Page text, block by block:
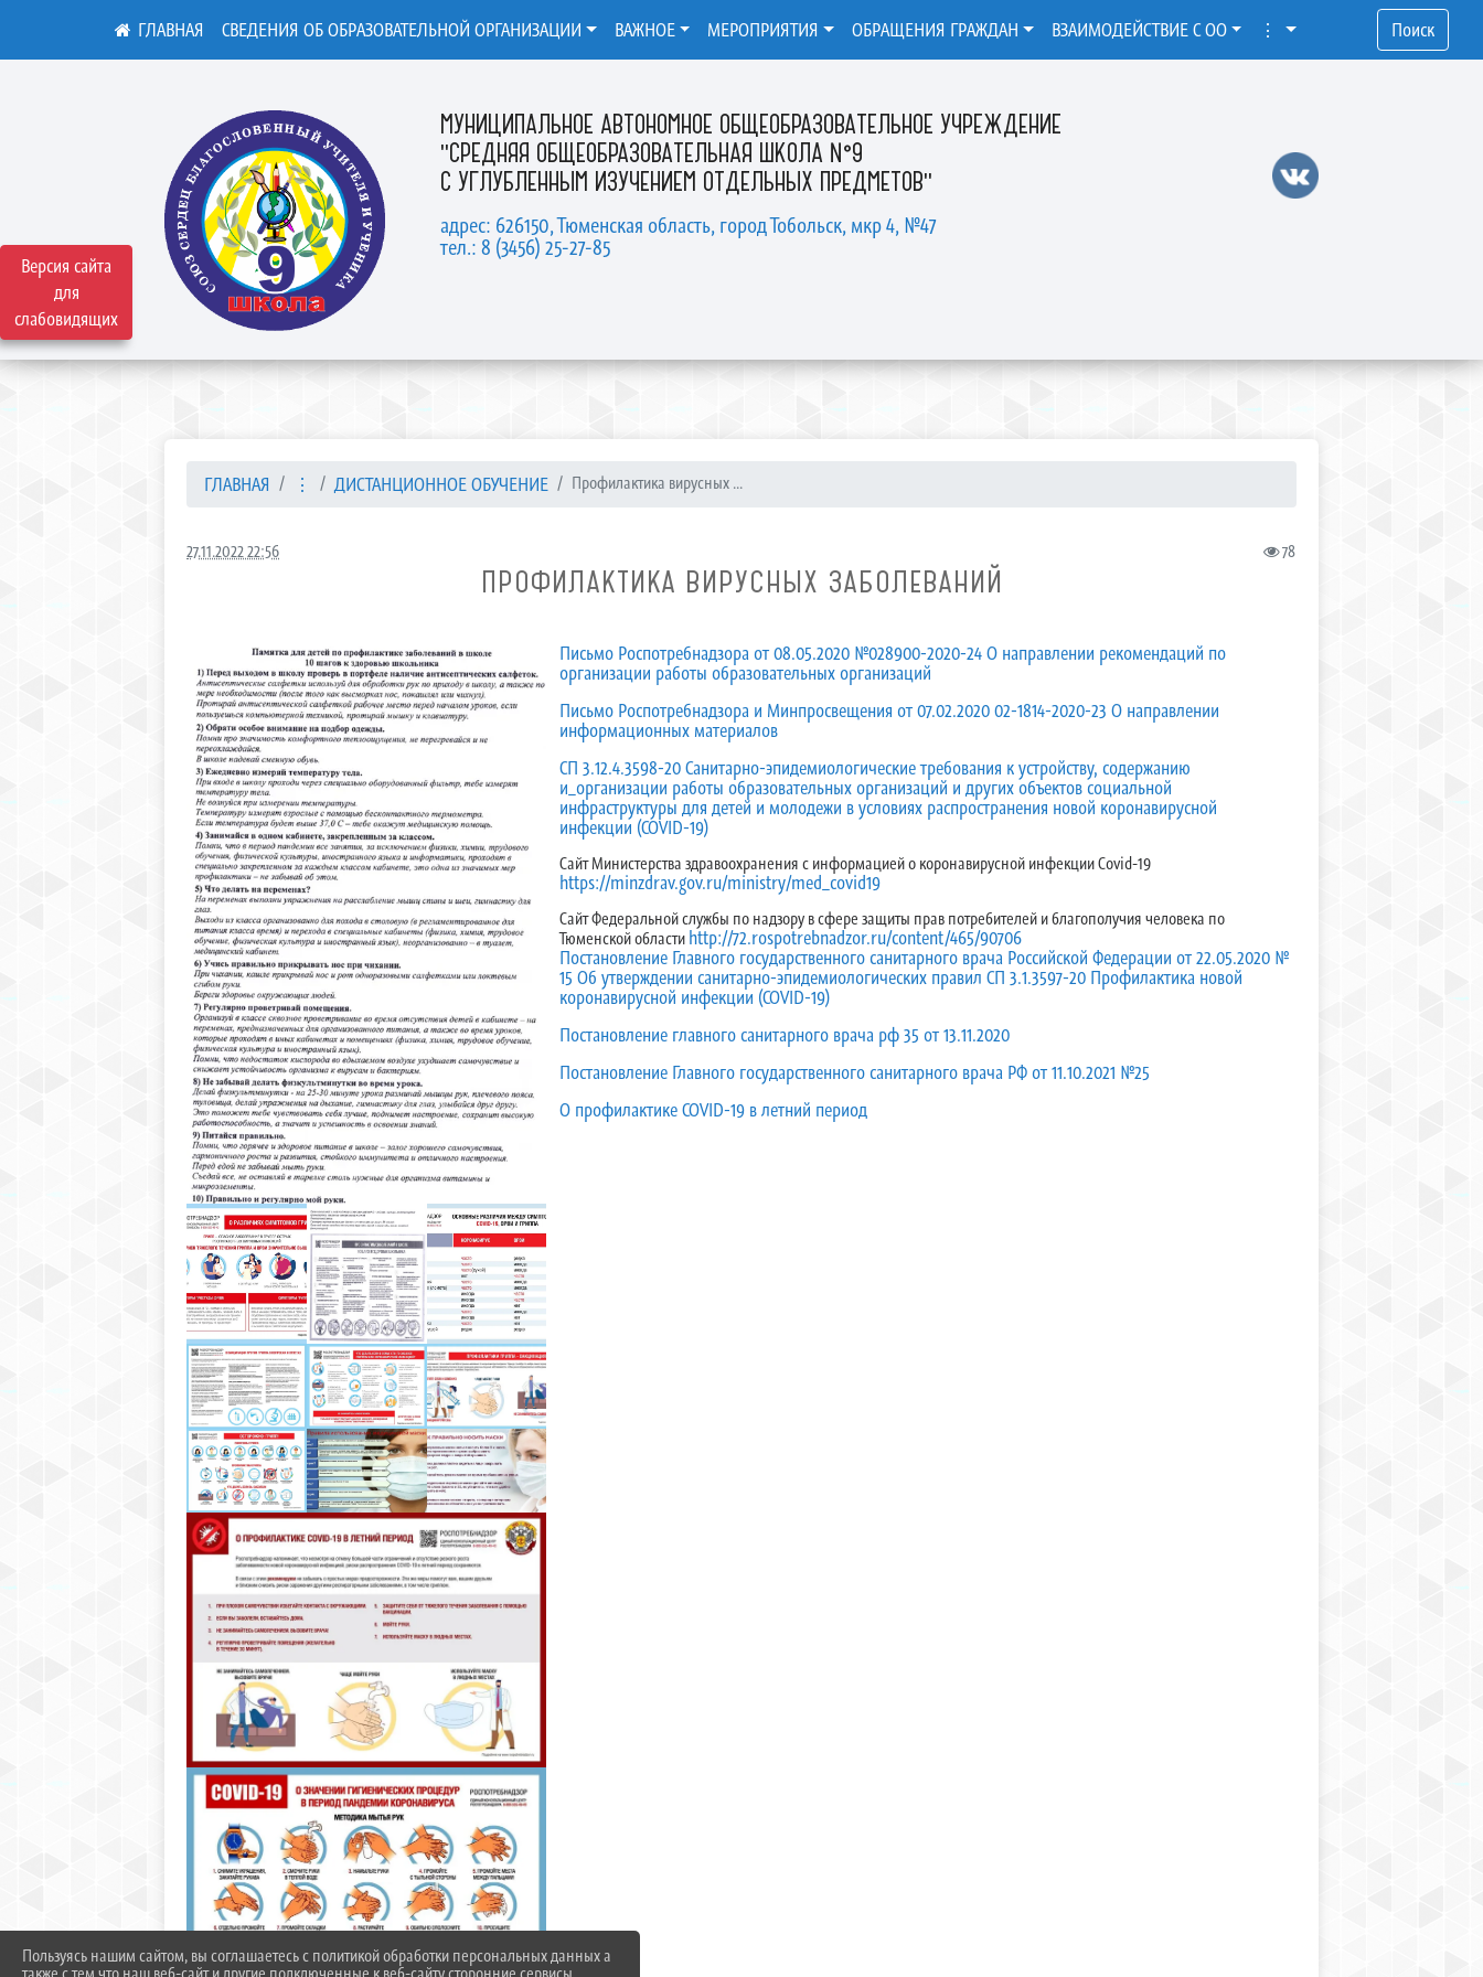
Версия сайта
для
слабовидящих
МУНИЦИПАЛЬНОЕ АВТОНОМНОЕ ОБЩЕОБРАЗОВАТЕЛЬНОЕ УЧРЕЖДЕНИЕ
"СРЕДНЯЯ ОБЩЕОБРАЗОВАТЕЛЬНАЯ ШКОЛА №9
С УГЛУБЛЕННЫМ ИЗУЧЕНИЕМ ОТДЕЛЬНЫХ ПРЕДМЕТОВ"
адрес: 626150, Тюменская область, город Тобольск, мкр 4, №47
тел.: 8 (3456) 25-27-85
СВЕДЕНИЯ ОБ ОБРАЗОВАТЕЛЬНОЙ ОРГАНИЗАЦИИ ВАЖНОЕ МЕРОПРИЯТИЯ ОБРАЩЕНИЯ ГРАЖДАН ВЗАИМОДЕЙСТВИЕ С ОО ⋮ Поиск
ГЛАВНАЯ ⋮ ДИСТАНЦИОННОЕ ОБУЧЕНИЕ Профилактика вирусных ...
27.11.2022 22:56 78
ПРОФИЛАКТИКА ВИРУСНЫХ ЗАБОЛЕВАНИЙ
Письмо Роспотребнадзора от 08.05.2020 №028900-2020-24 О направлении рекомендаций по
организации работы образовательных организаций
Письмо Роспотребнадзора и Минпросвещения от 07.02.2020 02-1814-2020-23 О направлении
информационных материалов
СП 3.12.4.3598-20 Санитарно-эпидемиологические требования к устройству, содержанию
и_организации работы образовательных организаций и других объектов социальной
инфраструктуры для детей и молодежи в условиях распространения новой коронавирусной
инфекции (COVID-19)
Cайт Министерства здравоохранения с информацией о коронавирусной инфекции Covid-19
https://minzdrav.gov.ru/ministry/med_covid19
Сайт Федеральной службы по надзору в сфере защиты прав потребителей и благополучия человека по
Тюменской области http://72.rospotrebnadzor.ru/content/465/90706
Постановление Главного государственного санитарного врача Российской Федерации от 22.05.2020 №
15 Об утверждении санитарно-эпидемиологических правил СП 3.1.3597-20 Профилактика новой
коронавирусной инфекции (COVID-19)
Постановление главного санитарного врача рф 35 от 13.11.2020
Постановление Главного государственного санитарного врача РФ от 11.10.2021 №25
О профилактике COVID-19 в летний период
Пользуясь нашим сайтом, вы соглашаетесь с политикой обработки персональных данных а